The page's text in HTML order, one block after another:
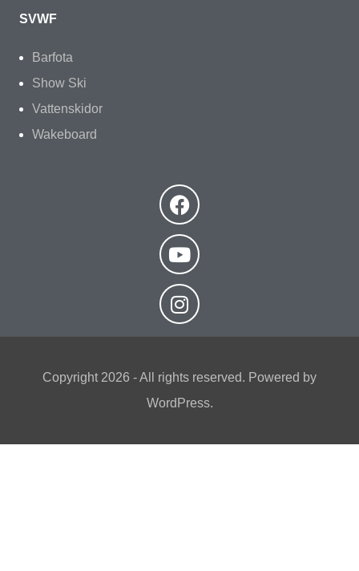
SVWF
Barfota
Show Ski
Vattenskidor
Wakeboard
Copyright 2026 - All rights reserved. Powered by
WordPress.